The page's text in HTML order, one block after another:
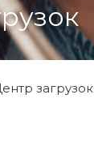
загрузок